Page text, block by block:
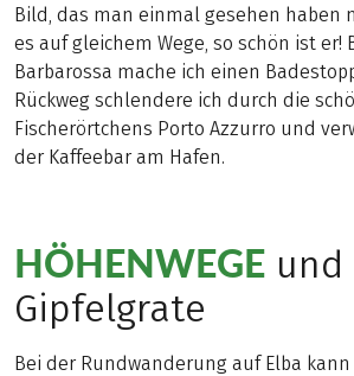
Bild, das man einmal gesehen haben
es auf gleichem Wege, so schön ist er!
Barbarossa mache ich einen
Rückweg schlendere ich durch die
Fischerörtchens Porto Azzurro und
der Kaffeebar am Hafen.
HÖHENWEGE und
Gipfelgrate
Bei der Rundwanderung auf Elba